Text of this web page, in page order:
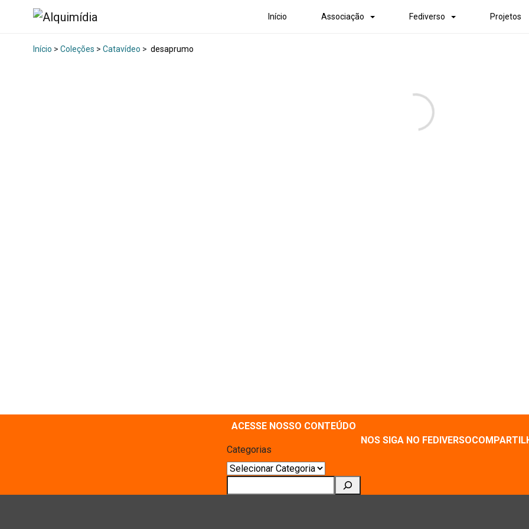
Início Associação Fediverso Projetos
Início > Coleções > Catavídeo > desaprumo
ACESSE NOSSO CONTEÚDO
Categorias
NOS SIGA NO FEDIVERSO